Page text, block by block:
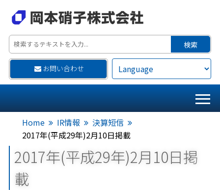
お問い合わせ
Home IR情報
決算短信
2017年(平成29年)2月10日掲載
2017年(平成29年)2月10日掲
載